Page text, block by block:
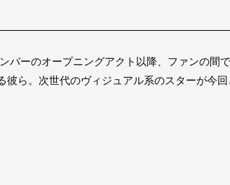
ーのオープニングアクト以降、ファンの間
ら。次世代のヴィジュアル系のスターが今